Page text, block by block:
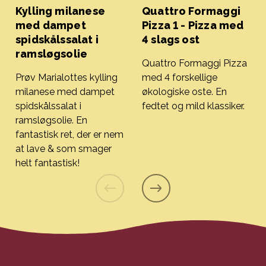
Kylling milanese
med dampet
spidskålssalat i
ramsløgsolie
Prøv Marialottes kylling
milanese med dampet
spidskålssalat i
ramsløgsolie. En
fantastisk ret, der er nem
at lave & som smager
helt fantastisk!
Kylling milanese med dampet spidskålssalat i
Quattro Formaggi
Pizza 1 - Pizza med
4 slags ost
Quattro Formaggi Pizza
med 4 forskellige
økologiske oste. En
fedtet og mild klassiker.